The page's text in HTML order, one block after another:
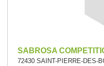
SABROSA
72430 SAINT-PIERRE-DES-